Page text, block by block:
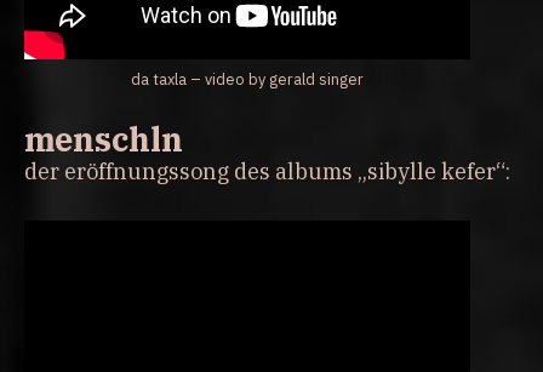
da taxla – video by gerald singer
menschln
der eröffnungssong des albums „sibylle kefer“: